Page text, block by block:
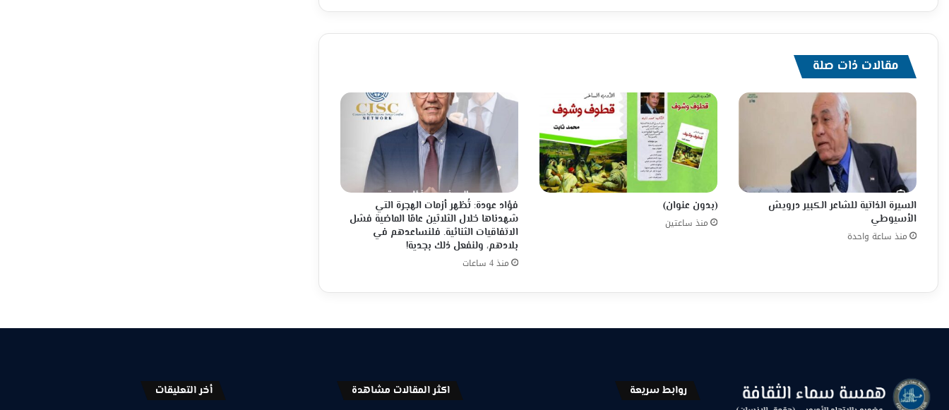
الاجتماعي
والرياضي
مقالات ذات صلة
السيرة الذاتية للشاعر الكبير درويش
الأسيوطي
منذ ساعة واحدة
(بدون عنوان)
منذ ساعتين
فؤاد عودة: تُظهر أزمات الهجرة التي
شهدناها خلال الثلاثين عامًا الماضية فشل
الاتفاقيات الثنائية. فلنساعدهم في
بلادهم، ولنفعل ذلك بجدية!
منذ 4 ساعات
روابط سريعة اكثر المقالات مشاهدة أخر التعليقات